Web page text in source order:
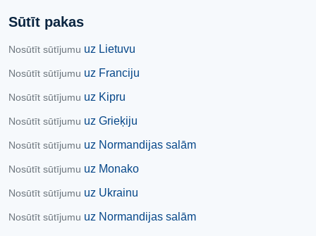
Sūtīt pakas
Nosūtīt sūtījumu uz Lietuvu
Nosūtīt sūtījumu uz Franciju
Nosūtīt sūtījumu uz Kipru
Nosūtīt sūtījumu uz Grieķiju
Nosūtīt sūtījumu uz Normandijas salām
Nosūtīt sūtījumu uz Monako
Nosūtīt sūtījumu uz Ukrainu
Nosūtīt sūtījumu uz Normandijas salām